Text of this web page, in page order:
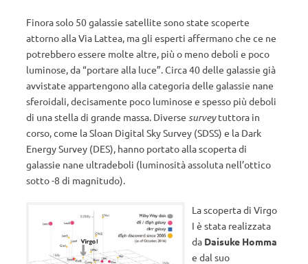
Finora solo 50 galassie satellite sono state scoperte
attorno alla Via Lattea, ma gli esperti affermano che ce ne
potrebbero essere molte altre, più o meno deboli e poco
luminose, da “portare alla luce”. Circa 40 delle galassie già
avvistate appartengono alla categoria delle galassie nane
sferoidali, decisamente poco luminose e spesso più deboli
di una stella di grande massa. Diverse surveytuttora in
corso, come la Sloan Digital Sky Survey (SDSS) e la Dark
Energy Survey (DES), hanno portato alla scoperta di
galassie nane ultradeboli (luminosità assoluta nell’ottico
sotto -8 di magnitudo).
La scoperta di Virgo
I è stata realizzata
da Daisuke Homma
e dal suo